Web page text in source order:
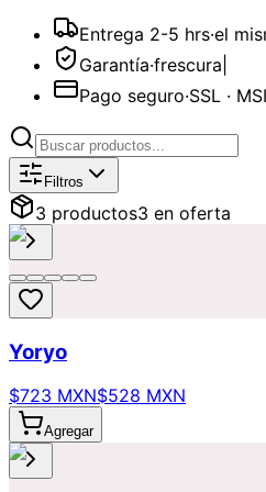
Entrega 2-5 hrs·el
Garantía·frescura
Pago seguro·SSL · MSI
Catálogo deAnda
Filtros
3 productos3 en oferta
Yoryo
$723 MXN$528 MXN
Agregar